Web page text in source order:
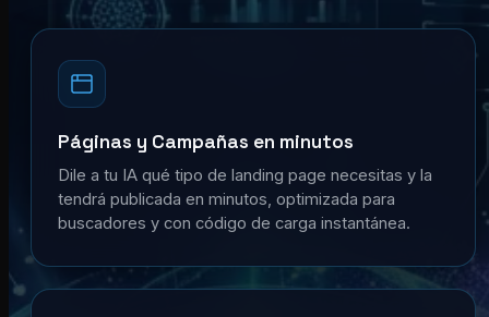
Páginas y Campañas en minutos
Dile a tu IA qué tipo de landing page necesitas y la
tendrá publicada en minutos, optimizada para
buscadores y con código de carga instantánea.